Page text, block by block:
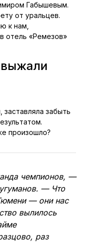
Габышевым.
от уральцев.
к нам,
отель «Ремезов»
выжали
заставляла забыть
произошло?
чемпионов, —
— Что
— они нас
вылилось
раз